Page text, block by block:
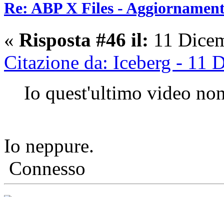
Re: ABP X Files -
« Risposta #46 il: 11
Citazione da: Iceberg - 11
Io quest'ultimo video
Io neppure.
Connesso